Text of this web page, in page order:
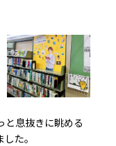
と息抜きに眺める
た。